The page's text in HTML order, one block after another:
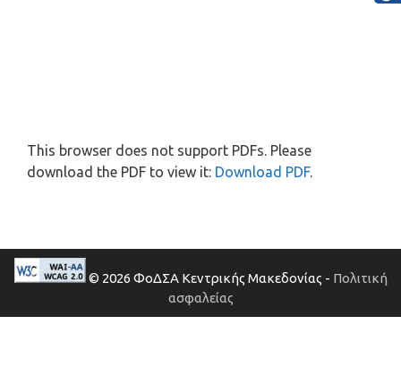
This browser does not support PDFs. Please
download the PDF to view it: Download PDF.
© 2026 ΦοΔΣΑ Κεντρικής Μακεδονίας - Πολιτική
ασφαλείας